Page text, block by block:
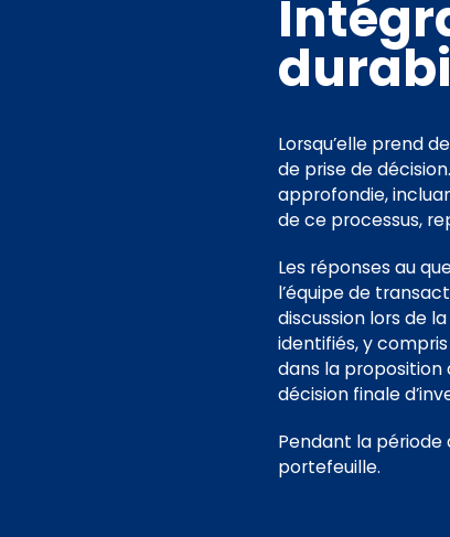
Lorsqu’elle prend
de prise de
approfondie,
de ce processus,
Les réponses au
l’équipe de
discussion lors de
identifiés, y
dans la proposition
décision finale
Pendant la période
portefeuille.